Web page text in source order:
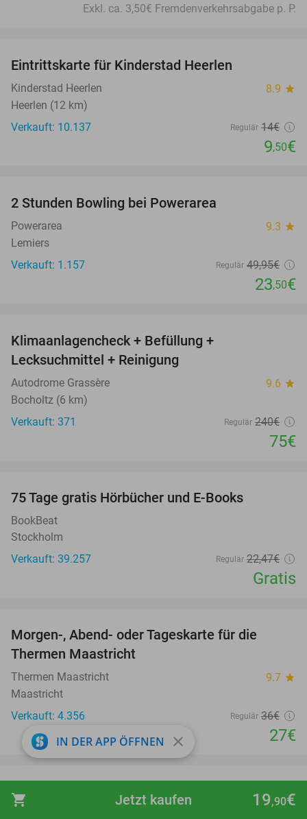
shopping_cart 19,90€
Jetzt kaufen
Exkl. ca. 3,50€ Fremdenverkehrsabgabe p. P.
Eintrittskarte für Kinderstad Heerlen
Kinderstad Heerlen 8.9 star
Heerlen (12 km)
Verkauft: 10.137
Regulär 14€
9,50€
2 Stunden Bowling bei Powerarea
Powerarea 9.3 star
Lemiers
Verkauft: 1.157
Regulär 49,95€
23,50€
Klimaanlagencheck + Befüllung +
Lecksuchmittel + Reinigung
Autodrome Grassère 9.6 star
Bocholtz (6 km)
Verkauft: 371
Regulär 240€
75€
75 Tage gratis Hörbücher und E-Books
BookBeat
Stockholm
Verkauft: 39.257
Regulär 22,47€
Gratis
Morgen-, Abend- oder Tageskarte für die
Thermen Maastricht
Thermen Maastricht 9.7 star
Maastricht
Verkauft: 4.356
Regulär 36€
27€
35%
Eintritt für Walibi Belgien
IN DER APP ÖFFNEN close